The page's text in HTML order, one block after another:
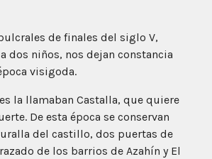
de finales del siglo V,
dos niños, nos dejan constancia
visigoda.
la llamaban Castalla, que quiere
De esta época se conservan
del castillo, dos puertas de
de los barrios de Azahín y El